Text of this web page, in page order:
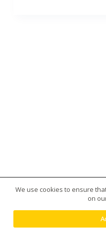
版權所有 © 2026 台灣虎
We use cookies to ensure
on